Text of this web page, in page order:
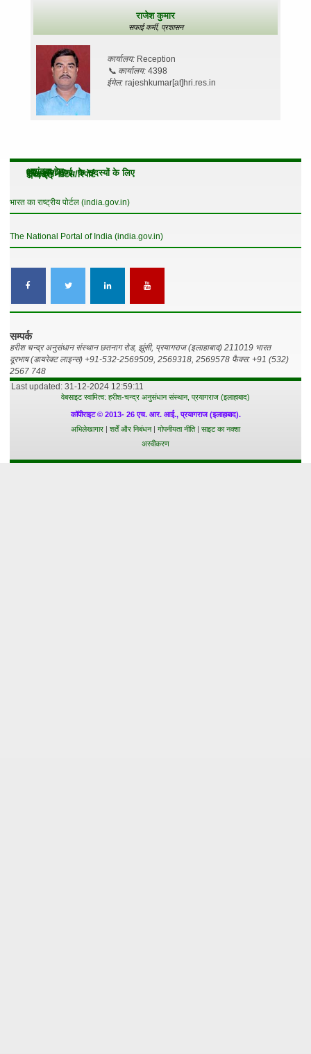
राजेश कुमार
सफाई कर्मी, प्रशासन
कार्यालय: Reception
📞 कार्यालय:4398
ईमेल:rajeshkumar[at]hri.res.in
आगंतुक हेतु
एच. आर. आई. के सदस्यों के लिए
परिपत्रों/नोटिस/रिपोर्ट
अन्य मद
भारत का राष्ट्रीय पोर्टल (india.gov.in)
The National Portal of India (india.gov.in)
सम्‍पर्क
हरीश चन्द्र अनुसंधान संस्थान छतनाग रोड, झूंसी, प्रयागराज (इलाहाबाद) 211019 भारत
दूरभाष (डायरेक्ट लाइन्स) +91-532-2569509, 2569318, 2569578 फैक्स: +91 (532)
2567 748
Last updated: 31-12-2024 12:59:11
वेबसाइट स्वामित्व: हरीश-चन्द्र अनुसंधान संस्थान, प्रयागराज (इलाहाबाद)
कॉपीराइट © 2013- 26 एच. आर. आई., प्रयागराज (इलाहाबाद).
अभिलेखागार
शर्तें और निबंधन गोपनीयता नीति
साइट का नक्शा
अस्वीकरण